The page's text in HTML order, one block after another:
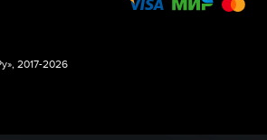
, 2017-2026